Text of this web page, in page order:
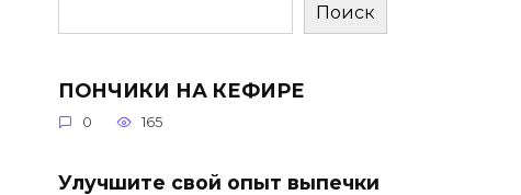
Поиск
ПОНЧИКИ НА КЕФИРЕ
0 165
Улучшите свой опыт выпечки